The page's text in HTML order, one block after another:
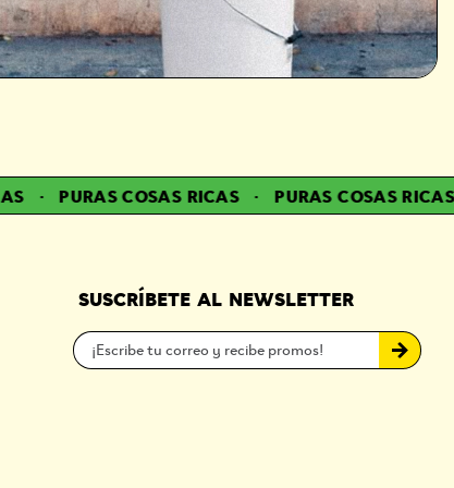
· PURAS COSAS RICAS · PURAS COSAS RICAS ·
SUSCRÍBETE AL NEWSLETTER